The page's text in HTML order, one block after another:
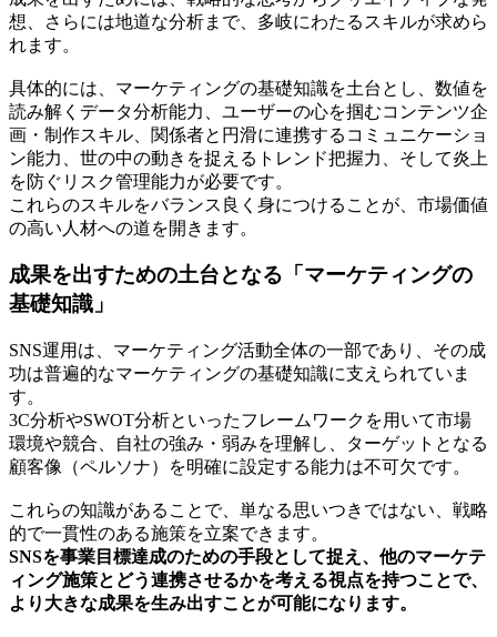
想、さらには地道な分析まで、多岐にわたるスキルが求めら
れます。
具体的には、マーケティングの基礎知識を土台とし、数値を
読み解くデータ分析能力、ユーザーの心を掴むコンテンツ企
画・制作スキル、関係者と円滑に連携するコミュニケーショ
ン能力、世の中の動きを捉えるトレンド把握力、そして炎上
を防ぐリスク管理能力が必要です。
これらのスキルをバランス良く身につけることが、市場価値
の高い人材への道を開きます。
成果を出すための土台となる「マーケティングの
基礎知識」
SNS運用は、マーケティング活動全体の一部であり、その成
功は普遍的なマーケティングの基礎知識に支えられていま
す。
3C分析やSWOT分析といったフレームワークを用いて市場
環境や競合、自社の強み・弱みを理解し、ターゲットとなる
顧客像（ペルソナ）を明確に設定する能力は不可欠です。
これらの知識があることで、単なる思いつきではない、戦略
的で一貫性のある施策を立案できます。
SNSを事業目標達成のための手段として捉え、他のマーケテ
ィング施策とどう連携させるかを考える視点を持つことで、
より大きな成果を生み出すことが可能になります。